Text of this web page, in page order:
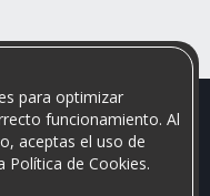
para optimizar
funcionamiento. Al
aceptas el uso de
Política de Cookies.